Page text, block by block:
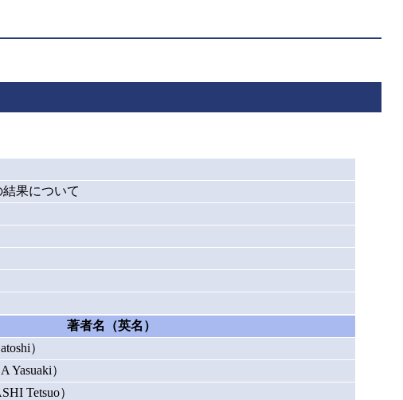
果について
著者名（英名）
）
）
Tetsuo）